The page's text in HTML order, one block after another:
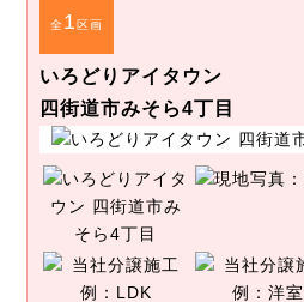
全1区画
いろどりアイタウン
四街道市みそら4丁目